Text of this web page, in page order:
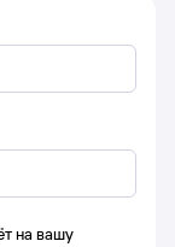
на вашу